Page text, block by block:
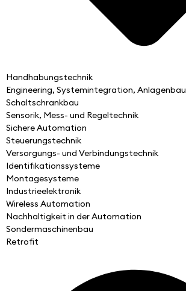
Handhabungstechnik
Engineering, Systemintegration, Anlagenbau
Schaltschrankbau
Sensorik, Mess- und Regeltechnik
Sichere Automation
Steuerungstechnik
Versorgungs- und Verbindungstechnik
Identifikationssysteme
Montagesysteme
Industrieelektronik
Wireless Automation
Nachhaltigkeit in der Automation
Sondermaschinenbau
Retrofit